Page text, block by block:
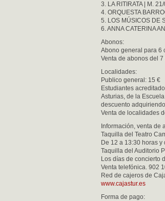
3. LA RITIRATA | M. 21/
4. ORQUESTA
5. LOS MÚSICOS DE
6. ANNA CATERINA
Abonos:
Abono general para 6
Venta de abonos del
Localidades:
Publico general: 15 €
Estudiantes
Asturias, de la
descuento
Venta de localidades
Información, venta de
Taquilla del Teatro
De 12 a 13:30 horas
Taquilla del Auditorio
Los días de concierto
Venta telefónica. 902
Red de cajeros de
www.cajastur.es
Forma de pago: